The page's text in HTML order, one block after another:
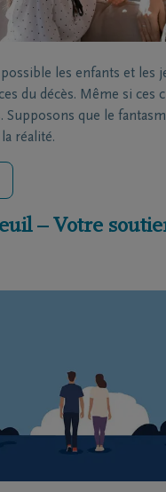
les enfants et les
du décès. Même si ces
Supposons que le
réalité.
– Votre